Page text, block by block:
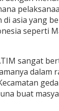
di asia yang
seperti
sangat
dalam
buat